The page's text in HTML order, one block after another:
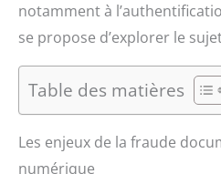
notamment à
se propose d’explorer le
Table des matières
Les enjeux de la fraude
numérique